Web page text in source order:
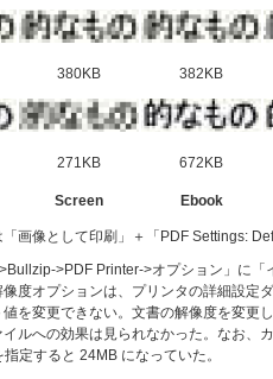
380KB 382KB
271KB 672KB
Screen Ebook
画像として印刷」＋「PDF Settings:
>PDF Printer->オプション」に
度オプションは、プリンタの詳細設定
を変更できない。文書の解像度を変
ルへの効果は見られなかった。なお、
定すると 24MB になっていた。